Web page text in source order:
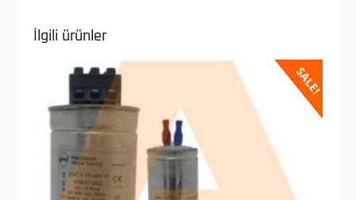
İlgili ürünler
SALE!